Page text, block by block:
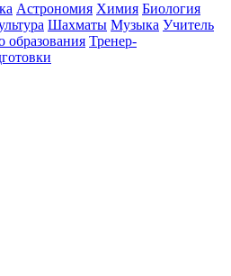
Астрономия Химия Биология
Шахматы Музыка Учитель
образования Тренер-